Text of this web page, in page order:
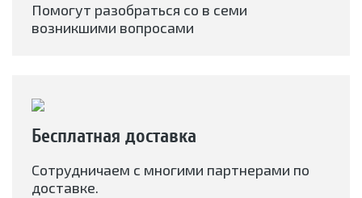
Помогут разобраться со в семи
возникшими вопросами
Бесплатная доставка
Сотрудничаем с многими партнерами по
доставке.